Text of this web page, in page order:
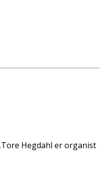
Hegdahl er organist